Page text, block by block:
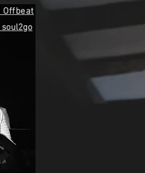
Offbeat
soul2go